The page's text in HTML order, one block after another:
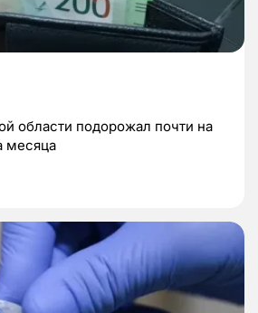
области подорожал почти на
месяца